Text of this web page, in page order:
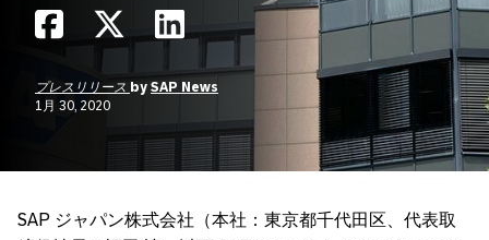
プレスリリース by SAP News
1月 30, 2020
SAP ジャパン株式会社（本社：東京都千代田区、代表取